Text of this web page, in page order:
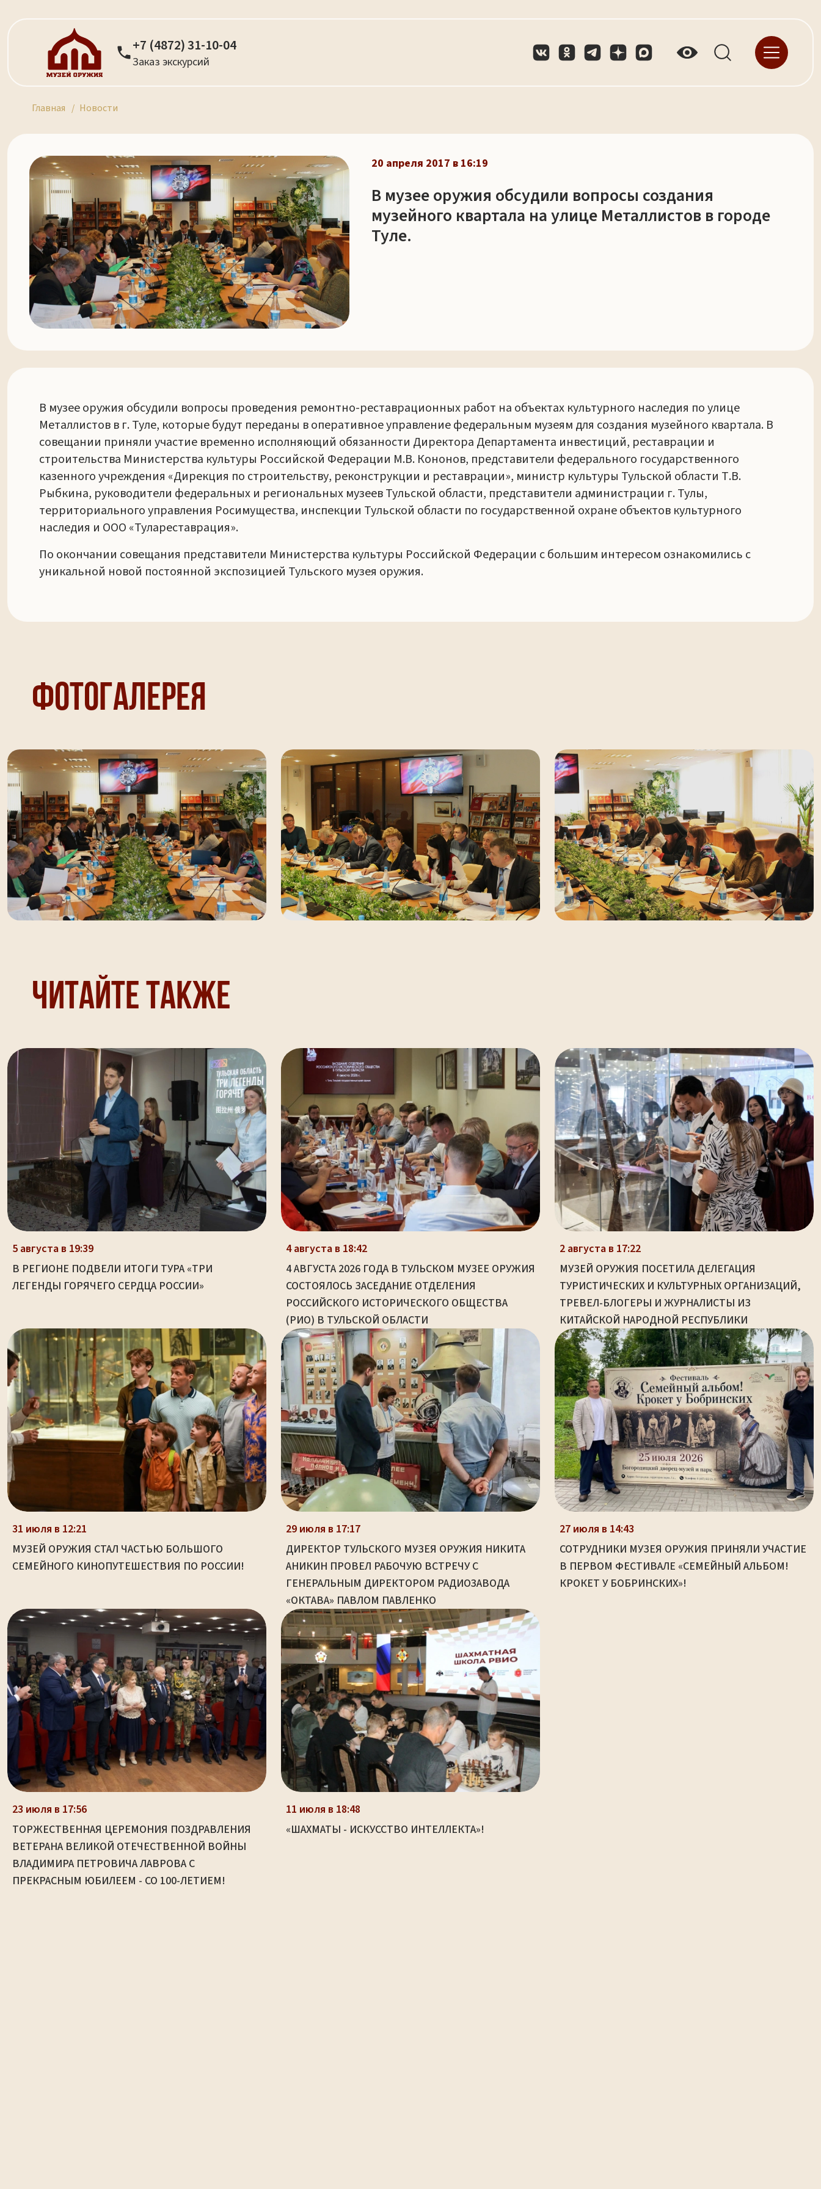
+7 (4872) 31-10-04
Заказ экскурсий
Главная Новости
20 апреля 2017 в 16:19
В музее оружия обсудили вопросы создания
музейного квартала на улице Металлистов в городе
Туле.
В музее оружия обсудили вопросы проведения ремонтно-реставрационных работ на объектах культурного наследия по улице
Металлистов в г. Туле, которые будут переданы в оперативное управление федеральным музеям для создания музейного квартала. В
совещании приняли участие временно исполняющий обязанности Директора Департамента инвестиций, реставрации и
строительства Министерства культуры Российской Федерации М.В. Кононов, представители федерального государственного
казенного учреждения «Дирекция по строительству, реконструкции и реставрации», министр культуры Тульской области Т.В.
Рыбкина, руководители федеральных и региональных музеев Тульской области, представители администрации г. Тулы,
территориального управления Росимущества, инспекции Тульской области по государственной охране объектов культурного
наследия и ООО «Тулареставрация».
По окончании совещания представители Министерства культуры Российской Федерации с большим интересом ознакомились с
уникальной новой постоянной экспозицией Тульского музея оружия.
Фотогалерея
Читайте также
5 августа в 19:39
В РЕГИОНЕ ПОДВЕЛИ ИТОГИ ТУРА «ТРИ
ЛЕГЕНДЫ ГОРЯЧЕГО СЕРДЦА РОССИИ»
4 августа в 18:42
4 АВГУСТА 2026 ГОДА В ТУЛЬСКОМ МУЗЕЕ ОРУЖИЯ
СОСТОЯЛОСЬ ЗАСЕДАНИЕ ОТДЕЛЕНИЯ
РОССИЙСКОГО ИСТОРИЧЕСКОГО ОБЩЕСТВА
(РИО) В ТУЛЬСКОЙ ОБЛАСТИ
2 августа в 17:22
МУЗЕЙ ОРУЖИЯ ПОСЕТИЛА ДЕЛЕГАЦИЯ
ТУРИСТИЧЕСКИХ И КУЛЬТУРНЫХ ОРГАНИЗАЦИЙ,
ТРЕВЕЛ-БЛОГЕРЫ И ЖУРНАЛИСТЫ ИЗ
КИТАЙСКОЙ НАРОДНОЙ РЕСПУБЛИКИ
31 июля в 12:21
МУЗЕЙ ОРУЖИЯ СТАЛ ЧАСТЬЮ БОЛЬШОГО
СЕМЕЙНОГО КИНОПУТЕШЕСТВИЯ ПО РОССИИ!
29 июля в 17:17
ДИРЕКТОР ТУЛЬСКОГО МУЗЕЯ ОРУЖИЯ НИКИТА
АНИКИН ПРОВЕЛ РАБОЧУЮ ВСТРЕЧУ С
ГЕНЕРАЛЬНЫМ ДИРЕКТОРОМ РАДИОЗАВОДА
«ОКТАВА» ПАВЛОМ ПАВЛЕНКО
27 июля в 14:43
СОТРУДНИКИ МУЗЕЯ ОРУЖИЯ ПРИНЯЛИ УЧАСТИЕ
В ПЕРВОМ ФЕСТИВАЛЕ «СЕМЕЙНЫЙ АЛЬБОМ!
КРОКЕТ У БОБРИНСКИХ»!
23 июля в 17:56
ТОРЖЕСТВЕННАЯ ЦЕРЕМОНИЯ ПОЗДРАВЛЕНИЯ
ВЕТЕРАНА ВЕЛИКОЙ ОТЕЧЕСТВЕННОЙ ВОЙНЫ
ВЛАДИМИРА ПЕТРОВИЧА ЛАВРОВА С
ПРЕКРАСНЫМ ЮБИЛЕЕМ - СО 100-ЛЕТИЕМ!
11 июля в 18:48
«ШАХМАТЫ - ИСКУССТВО ИНТЕЛЛЕКТА»!